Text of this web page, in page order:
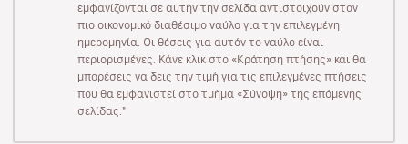
εμφανίζονται σε αυτήν την σελίδα αντιστοιχούν στον
πιο οικονομικό διαθέσιμο ναύλο για την επιλεγμένη
ημερομηνία. Οι θέσεις για αυτόν το ναύλο είναι
περιορισμένες. Κάνε κλικ στο «Κράτηση πτήσης» και θα
μπορέσεις να δεις την τιμή για τις επιλεγμένες πτήσεις
που θα εμφανιστεί στο τμήμα «Σύνοψη» της επόμενης
σελίδας."